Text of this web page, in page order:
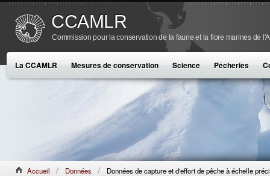
CCAMLR
Commission pour la conservation de la faune et la flore marines de
La CCAMLR Mesures de conservation Science Pêcheries
Accueil Données Données de capture et d'effort de pêche à échelle